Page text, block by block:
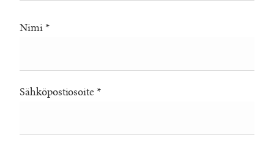
Nimi *
Sähköpostiosoite *